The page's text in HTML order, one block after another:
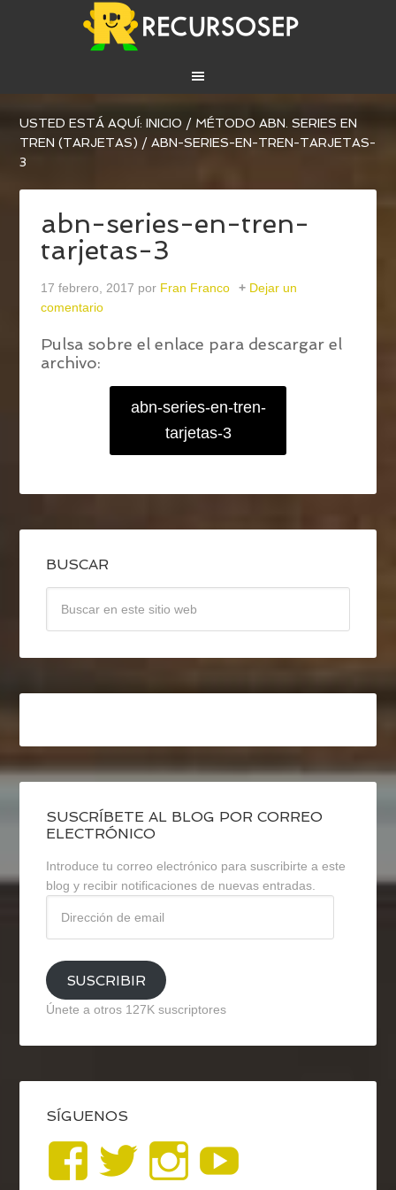
USTED ESTÁ AQUÍ:INICIO / MÉTODO ABN. SERIES EN
TREN (TARJETAS) / ABN-SERIES-EN-TREN-TARJETAS-
3
abn-series-en-tren-
tarjetas-3
17 febrero, 2017 por Fran Franco
Dejar un
comentario
Pulsa sobre el enlace para descargar el
archivo:
abn-series-en-tren-
tarjetas-3
BUSCAR
SUSCRÍBETE AL BLOG POR CORREO
ELECTRÓNICO
Introduce tu correo electrónico para suscribirte a este
blog y recibir notificaciones de nuevas entradas.
email
SUSCRIBIR
Únete a otros 127K suscriptores
SÍGUENOS
VerVerVer